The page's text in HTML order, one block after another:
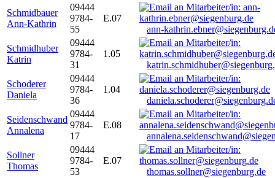
Schmidbauer
Ann-Kathrin
09444
9784-
55
E.07
ann-
Schmidhuber
Katrin
09444
9784-
31
1.05
Schoderer
Daniela
09444
9784-
36
1.04
Seidenschwand
Annalena
09444
9784-
17
E.08
Sollner
Thomas
09444
9784-
53
E.07
thomas.sollner@siegenburg.de